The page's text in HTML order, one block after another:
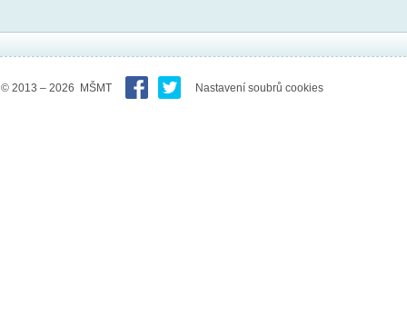
© 2013 – 2026 MŠMT Nastavení soubrů cookies